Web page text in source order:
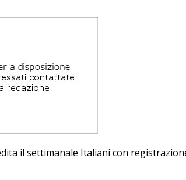
il set­ti­ma­na­le Ita­lia­ni con